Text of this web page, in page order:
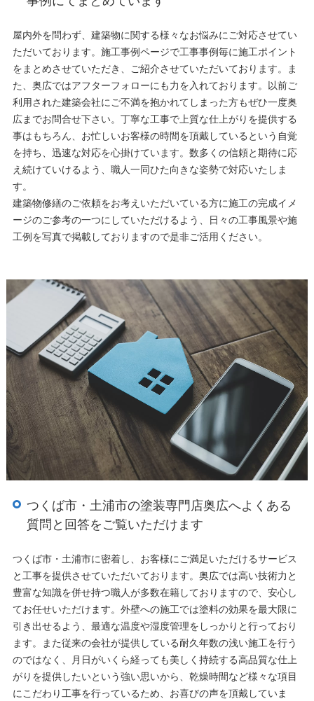
屋内外を問わず、建築物に関する様々なお悩みにご対応させてい
ただいております。施工事例ページで工事事例毎に施工ポイント
をまとめさせていただき、ご紹介させていただいております。ま
た、奥広ではアフターフォローにも力を入れております。以前ご
利用された建築会社にご不満を抱かれてしまった方もぜひ一度奥
広までお問合せ下さい。丁寧な工事で上質な仕上がりを提供する
事はもちろん、お忙しいお客様の時間を頂戴しているという自覚
を持ち、迅速な対応を心掛けています。数多くの信頼と期待に応
え続けていけるよう、職人一同ひた向きな姿勢で対応いたしま
す。
建築物修繕のご依頼をお考えいただいている方に施工の完成イメ
ージのご参考の一つにしていただけるよう、日々の工事風景や施
工例を写真で掲載しておりますので是非ご活用ください。
つくば市・土浦市の塗装専門店奥広へよくある
質問と回答をご覧いただけます
つくば市・土浦市に密着し、お客様にご満足いただけるサービス
と工事を提供させていただいております。奥広では高い技術力と
豊富な知識を併せ持つ職人が多数在籍しておりますので、安心し
てお任せいただけます。外壁への施工では塗料の効果を最大限に
引き出せるよう、最適な温度や湿度管理をしっかりと行っており
ます。また従来の会社が提供している耐久年数の浅い施工を行う
のではなく、月日がいくら経っても美しく持続する高品質な仕上
がりを提供したいという強い思いから、乾燥時間など様々な項目
にこだわり工事を行っているため、お喜びの声を頂戴していま